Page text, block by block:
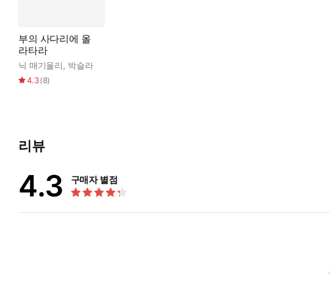
부의 사다리에 올
라타라
닉 매기울리, 박슬라
4.3(8)
리뷰
4.3 구매자 별점